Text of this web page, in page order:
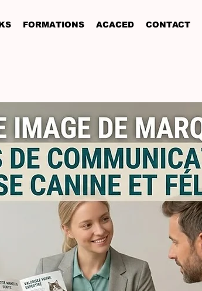
FORMATIONS ACACED CONTACT